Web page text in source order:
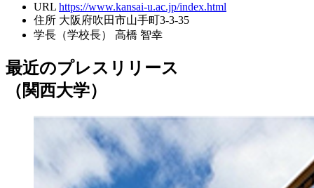
URL https://www.kansai-u.ac.jp/index.html
住所 大阪府吹田市山手町3-3-35
学長（学校長）
高橋 智幸
最近のプレスリリース
（関西大学）